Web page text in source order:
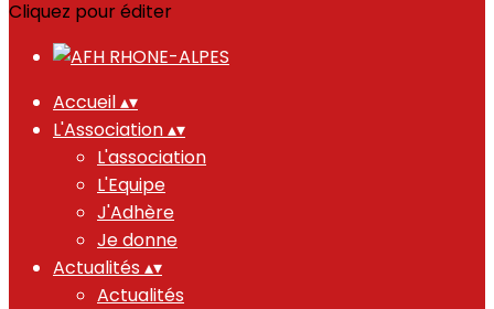
Cliquez pour éditer
Accueil▴▾
L'Association▴▾
L'association
L'Equipe
J'Adhère
Je donne
Actualités ▴▾
Actualités